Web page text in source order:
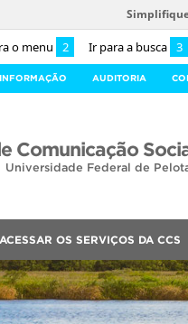
o menu 2 Ir para a busca 3
AUDITORIA
Comunicação
Universidade Federal de
ACESSAR OS SERVIÇOS DA CCS